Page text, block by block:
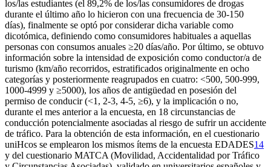
los/las estudiantes (el 89,2% de los/las consumidores de drogas
durante el último año lo hicieron con una frecuencia de 30-150
días), finalmente se optó por considerar dicha variable como
dicotómica, definiendo como consumidores habituales a aquellas
personas con consumos anuales ≥20 días/año. Por último, se obtuvo
información sobre la intensidad de exposición como conductor/a de
turismo (km/año recorridos, estratificados originalmente en ocho
categorías y posteriormente reagrupados en cuatro: <500, 500-999,
1000-4999 y ≥5000), los años de antigüedad en posesión del
permiso de conducir (<1, 2-3, 4-5, ≥6), y la implicación o no,
durante el mes anterior a la encuesta, en 18 circunstancias de
conducción potencialmente asociadas al riesgo de sufrir un accidente
de tráfico. Para la obtención de esta información, en el cuestionario
uniHcos se emplearon los mismos ítems de la encuesta EDADES14
y del cuestionario MATCA (Movilidad, Accidentalidad por Tráfico